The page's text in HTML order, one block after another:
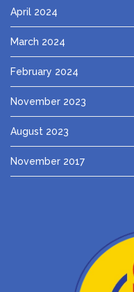
April 2024
March 2024
February 2024
November 2023
August 2023
November 2017